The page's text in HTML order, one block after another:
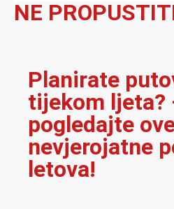
NE
Planirate
tijekom ljeta?
pogledajte
nevjerojatne
letova!